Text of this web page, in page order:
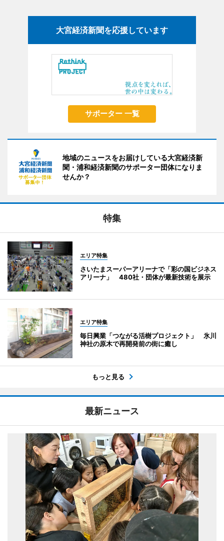
大宮経済新聞を応援しています
サポーター 一覧
地域のニュースをお届けしている大宮経済新
聞・浦和経済新聞のサポーター団体になりま
せんか？
特集
エリア特集
さいたまスーパーアリーナで「彩の国ビジネス
アリーナ」 480社・団体が最新技術を展示
エリア特集
毎日興業「つながる活樹プロジェクト」 氷川
神社の原木で再開発前の街に癒し
もっと見る
最新ニュース